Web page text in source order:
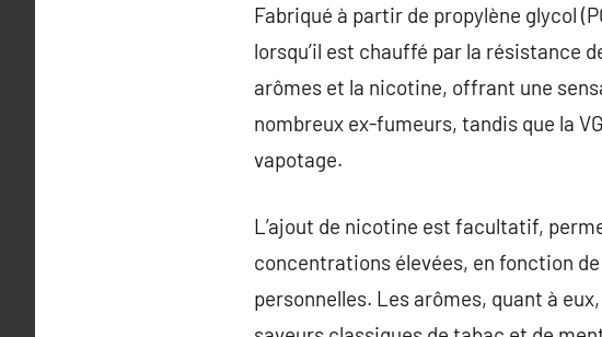
Fabriqué à partir de propylène glycol
lorsqu’il est chauffé par la résistance
arômes et la nicotine, offrant une
nombreux ex-fumeurs, tandis que la
vapotage.
L’ajout de nicotine est facultatif,
concentrations élevées, en fonction
personnelles. Les arômes, quant à